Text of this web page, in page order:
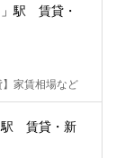
駅 賃貸・
家賃相場など
駅 賃貸・新